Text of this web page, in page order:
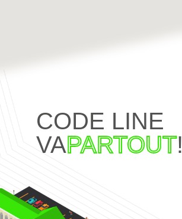
CODE LINE
VAPARTOUT!